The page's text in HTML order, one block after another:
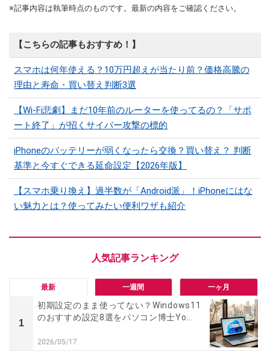
※記事内容は執筆時点のものです。最新の内容をご確認ください。
【こちらの記事もおすすめ！】
スマホは何年使える？10万円超えが当たり前？価格高騰の
理由と寿命・買い替え判断3選
【Wi-Fi悲劇】まだ10年前のルーターを使ってるの？「サポ
ート終了」が招くサイバー攻撃の標的
iPhoneのバッテリーが弱くなったら交換？買い替え？ 判断
基準と今すぐできる延命設定【2026年版】
【スマホ乗り換え】過半数が「Android派」！iPhoneにはな
い魅力とは？使ってみたい便利ワザも紹介
最新 一週間 一ヶ月
1
初期設定のまま使ってない？Windows11
のおすすめ設定8選をパソコン博士Yo...
2026/05/17